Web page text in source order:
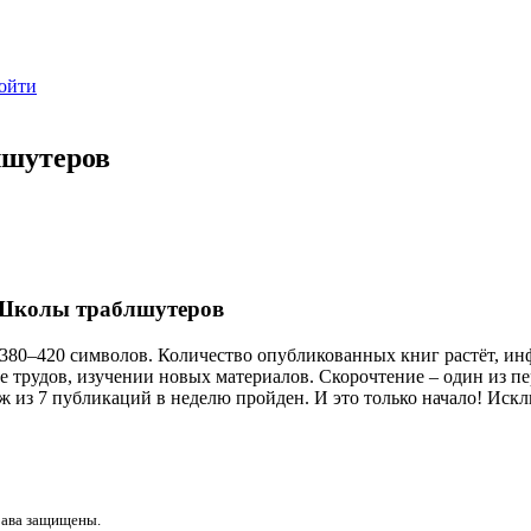
траблшутеров
символов. Количество опубликованных книг растёт,
трудов, изучении новых материалов. Скорочтение – один из
из 7 публикаций в неделю пройден. И это только начало!
защищены.